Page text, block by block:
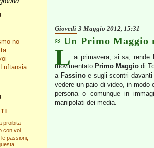
no
proibita
con voi
passioni,
Giovedì 3 Maggio 2012, 15:31
Un Primo Maggio
L a primavera, si sa, rende
movimentato Primo Maggio di
a Fassinoe sugli scontri
vedere un paio di video, in
persona o comunque in
manipolati dei media.